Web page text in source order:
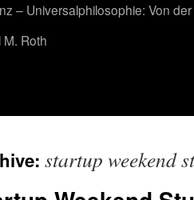
– Universalphilosophie: Von
Roth
startup weekend